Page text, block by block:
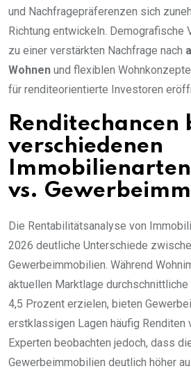
und Nachfragepräferenzen sich
Richtung entwickeln. Demografische
zu einer verstärkten Nachfrage nach
Wohnen und flexiblen
für renditeorientierte Investoren
Renditechancen
verschiedenen
vs.
Die Rentabilitätsanalyse von
2026 deutliche Unterschiede
Gewerbeimmobilien. Während
aktuellen Marktlage
4,5 Prozent erzielen, bieten
erstklassigen Lagen häufig Renditen
Experten beobachten jedoch, dass
Gewerbeimmobilien deutlich höher